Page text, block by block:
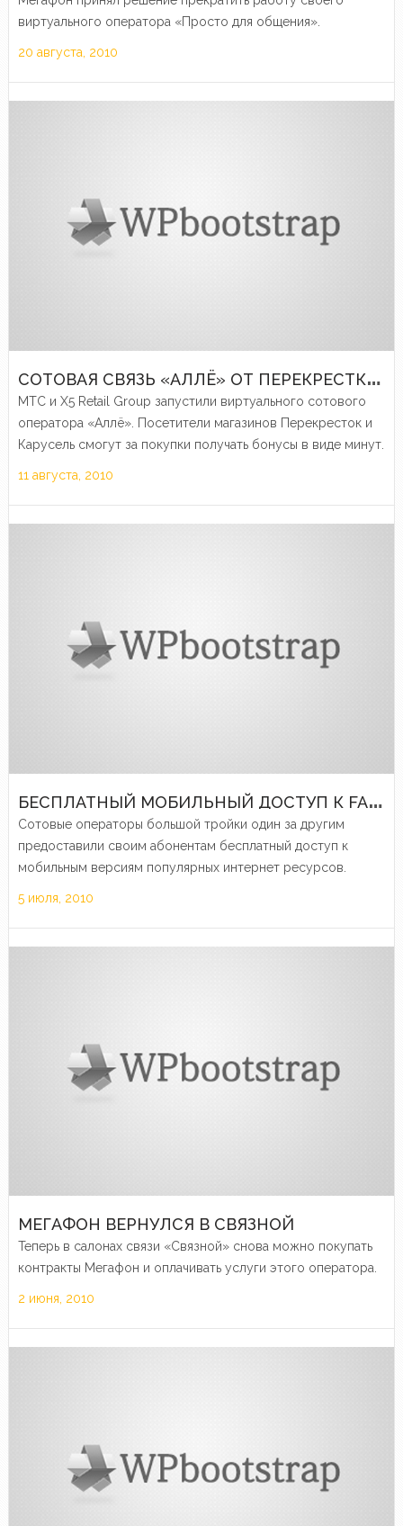
виртуального оператора «Просто для общения».
20 августа, 2010
С
ОТОВАЯ СВЯЗЬ «АЛЛЁ» ОТ ПЕРЕКРЕСТКА И МТС
МТС и X5 Retail Group запустили виртуального сотового
оператора «Аллё». Посетители магазинов Перекресток и
Карусель смогут за покупки получать бонусы в виде минут.
11 августа, 2010
Б
ЕСПЛАТНЫЙ МОБИЛЬНЫЙ ДОСТУП К FACEBOOK И ЯНДЕКС.КАРТЫ
Сотовые операторы большой тройки один за другим
предоставили своим абонентам бесплатный доступ к
мобильным версиям популярных интернет ресурсов.
5 июля, 2010
МЕГАФОН ВЕРНУЛСЯ В СВЯЗНОЙ
Теперь в салонах связи «Связной» снова можно покупать
контракты Мегафон и оплачивать услуги этого оператора.
2 июня, 2010